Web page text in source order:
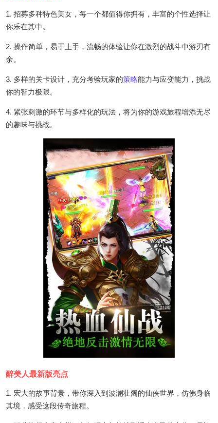
1. 招募多种特色美女，每一个都值得你拥有，丰富的个性选择让
你乐在其中。
2. 操作简单，易于上手，流畅的体验让你在激烈的战斗中游刃有
余。
3. 多样的关卡设计，充分考验玩家的策略能力与应变能力，挑战
你的智力极限。
4. 紧张刺激的环节与多样化的玩法，将为你的游戏旅程增添无尽
的趣味与挑战。
醉美人最新版亮点
1. 宏大的故事背景，带你深入到波澜壮阔的仙侠世界，仿佛身临
其境，感受这段传奇旅程。